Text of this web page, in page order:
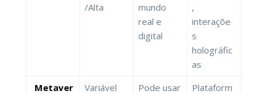
/Alta
mundo
real e
digital
,
interaçõe
s
holográfic
as
Metaver
Variável
Pode usar
Plataform